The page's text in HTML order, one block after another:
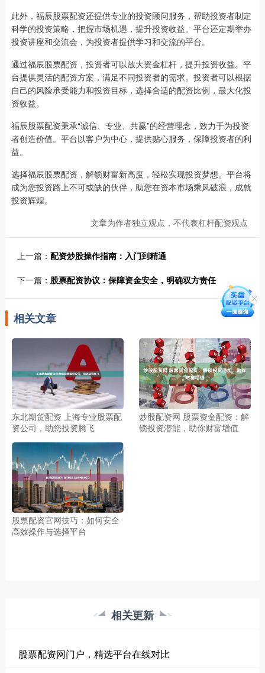
此外，福辰股票配资还提供专业的投资顾问服务，帮助投资者制定
科学的投资策略，把握市场机遇，提升投资收益。平台还定期举办
投资讲座和交流会，为投资者提供学习和交流的平台。
通过福辰股票配资，投资者可以放大资金杠杆，提升投资收益。平
台提供灵活的配资方案，满足不同投资者的需求。投资者可以根据
自己的风险承受能力和投资目标，选择合适的配资比例，最大化投
资收益。
福辰股票配资秉承“诚信、专业、共赢”的经营理念，致力于为投资
者创造价值。平台以客户为中心，提供贴心服务，保障投资者的利
益。
选择福辰股票配资，解锁财富新高度，轻松实现投资梦想。平台将
成为您投资路上不可或缺的伙伴，助您在资本市场乘风破浪，成就
投资辉煌。
文章为作者独立观点，不代表杠杆配资观点
上一篇： 配资炒股操作指南：入门到精通
下一篇： 股票配资协议：保障资金安全，明确双方责任
相关文章
东北期货配资 上海专业股票配
资公司，助您投资腾飞
炒股配资网 股票资金配资：解
锁投资潜能，助你财富增值
股票配资官网技巧：如何安全
高效操作与选择平台
相关更新
股票配资网门户，精选平台在线对比